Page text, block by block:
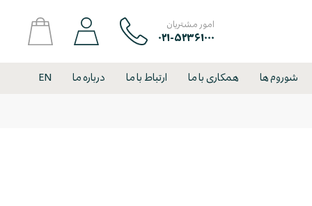
امور مشتریان
۰۲۱-۵۲۳۶۱۰۰۰
شوروم ها همکاری با ما ارتباط با ما درباره ما EN